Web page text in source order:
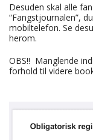
Desuden skal alle
“Fangstjournalen”,
mobiltelefon. Se
herom.
OBS!! Manglende
forhold til videre